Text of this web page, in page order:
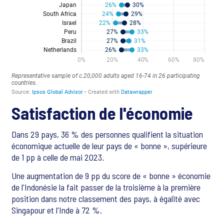
Satisfaction de l'économie
Dans 29 pays, 36 % des personnes qualifient la situation
économique actuelle de leur pays de « bonne », supérieure
de 1 pp à celle de mai 2023.
Une augmentation de 9 pp du score de « bonne » économie
de l'Indonésie la fait passer de la troisième à la première
position dans notre classement des pays, à égalité avec
Singapour et l'Inde à 72 %.